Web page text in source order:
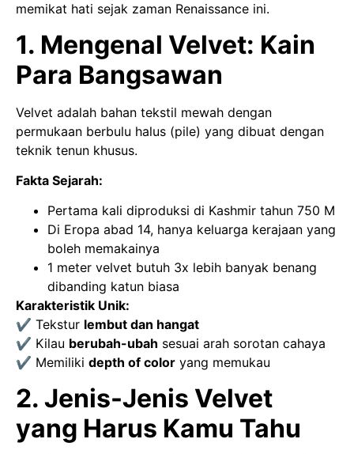
memikat hati sejak zaman Renaissance ini.
1. Mengenal Velvet: Kain
Para Bangsawan
Velvet adalah bahan tekstil mewah dengan
permukaan berbulu halus (pile) yang dibuat dengan
teknik tenun khusus.
Fakta Sejarah:
Pertama kali diproduksi di Kashmir tahun 750 M
Di Eropa abad 14, hanya keluarga kerajaan yang
boleh memakainya
1 meter velvet butuh 3x lebih banyak benang
dibanding katun biasa
Karakteristik Unik:
✔ Tekstur lembut dan hangat
✔ Kilau berubah-ubah sesuai arah sorotan cahaya
✔ Memiliki depth of color yang memukau
2. Jenis-Jenis Velvet
yang Harus Kamu Tahu